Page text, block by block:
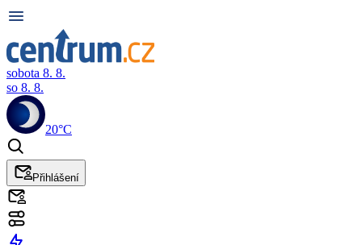
sobota 8. 8.
so 8. 8.
20°C
Přihlášení